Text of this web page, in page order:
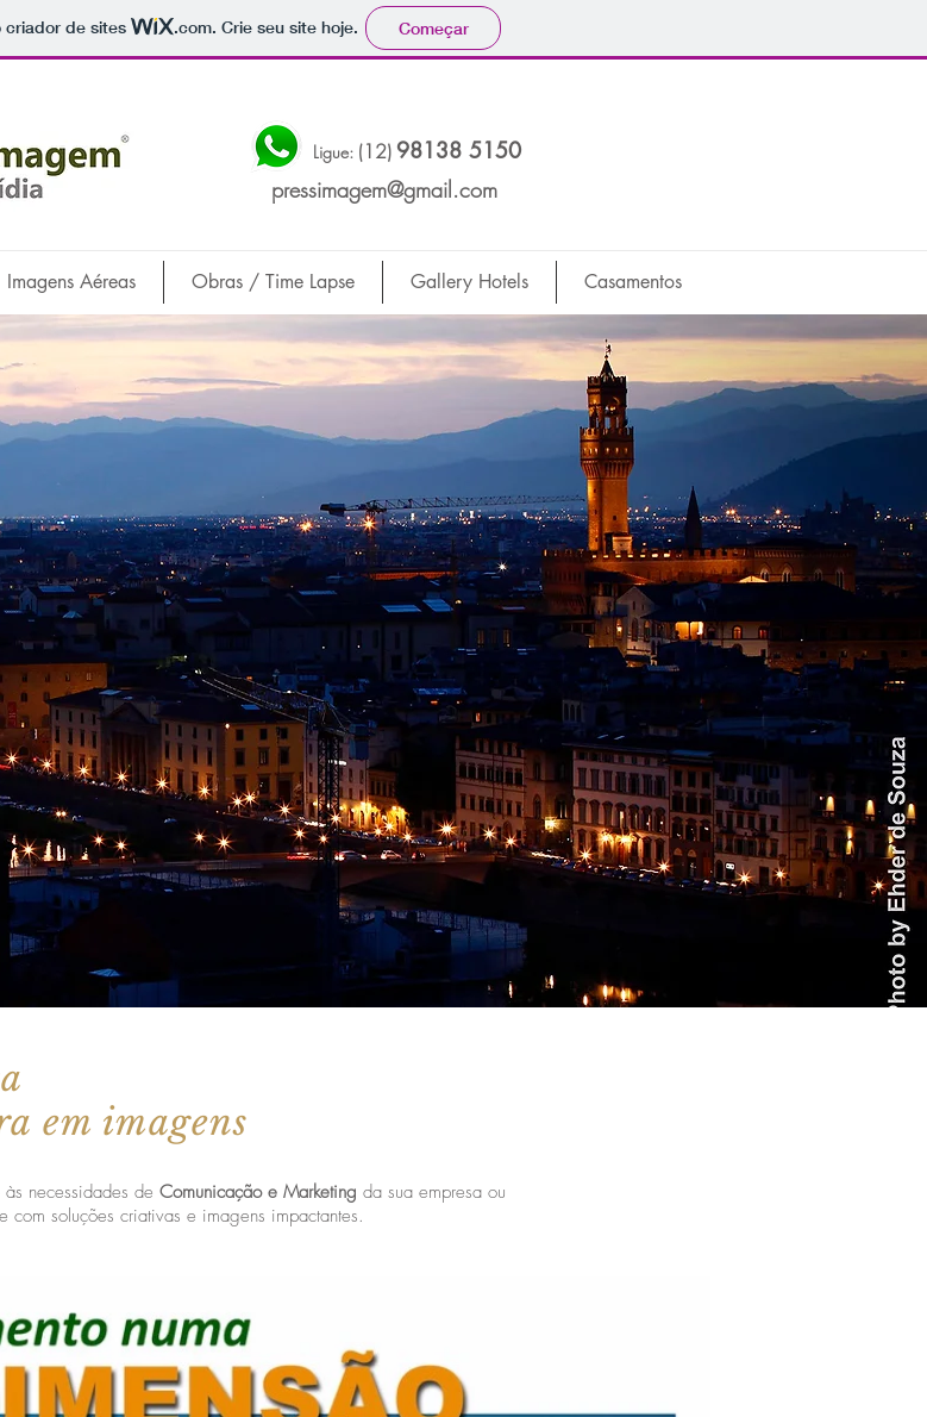
criador de sites .com. Crie seu site hoje. Começar
Ligue: (12)98138 5150
pressimagem@gmail.com
Imagens Aéreas Obras / Time Lapse Gallery Hotels Casamentos
em imagens
necessidades de Comunicação e Marketing da sua empresa ou
com soluções criativas e imagens impactantes.